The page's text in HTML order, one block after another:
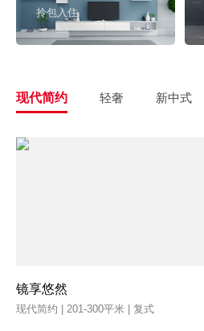
拎包入住
现代简约 轻奢 新中式
镜享悠然
现代简约 | 201-300平米 | 复式